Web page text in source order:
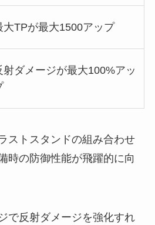
大TPが最大1500アップ
射ダメージが最大100%アッ
ストスタンドの組み合わせ
時の防御性能が飛躍的に向
で反射ダメージを強化すれ